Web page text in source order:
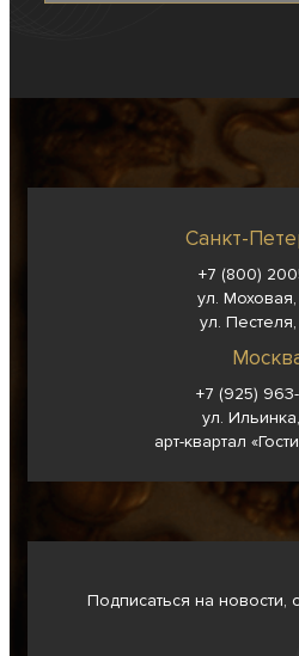
Санкт-
+7 (800)
ул.
ул. Пестеля,
+7 (925)
ул.
арт-квартал
Подписаться на новости,